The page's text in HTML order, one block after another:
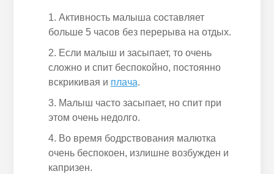
Активность малыша составляет
больше 5 часов без перерыва на отдых.
Если малыш и засыпает, то очень
сложно и спит беспокойно, постоянно
вскрикивая и плача.
Малыш часто засыпает, но спит при
этом очень недолго.
Во время бодрствования малютка
очень беспокоен, излишне возбужден и
капризен.